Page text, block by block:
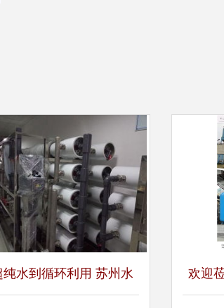
纯水到循环利用 苏州水 欢迎